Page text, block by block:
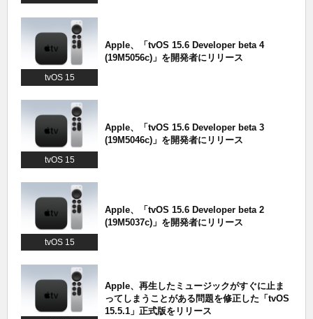
tvOS 15
Apple、「tvOS 15.6 Developer beta 4
(19M5056c)」を開発者にリリース
tvOS 15
Apple、「tvOS 15.6 Developer beta 3
(19M5046c)」を開発者にリリース
tvOS 15
Apple、「tvOS 15.6 Developer beta 2
(19M5037c)」を開発者にリリース
Apple、再生したミュージックがすぐに止ま
ってしまうことがある問題を修正した「tvOS
15.5.1」正式版をリリース